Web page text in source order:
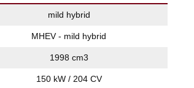
mild hybrid
MHEV - mild hybrid
1998 cm3
150 kW / 204 CV